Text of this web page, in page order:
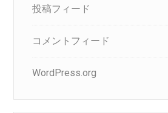
投稿フィード
コメントフィード
WordPress.org